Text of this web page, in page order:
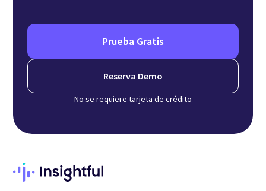
Prueba Gratis
Reserva Demo
No se requiere tarjeta de crédito